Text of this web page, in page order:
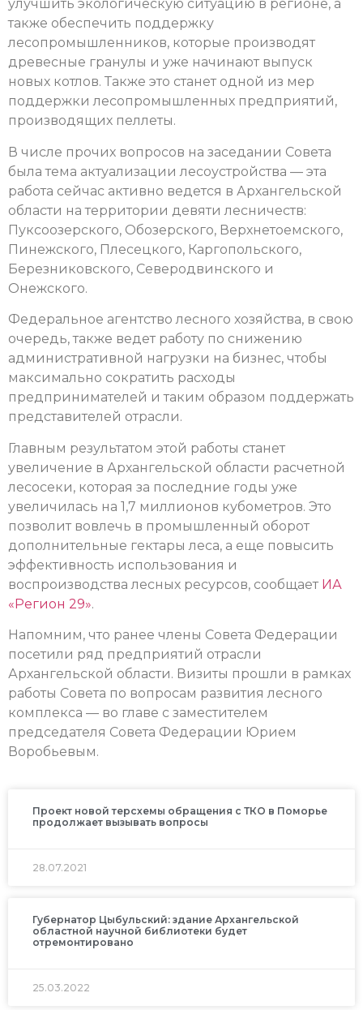
улучшить экологическую ситуацию в регионе, а
также обеспечить поддержку
лесопромышленников, которые производят
древесные гранулы и уже начинают выпуск
новых котлов. Также это станет одной из мер
поддержки лесопромышленных предприятий,
производящих пеллеты.
В числе прочих вопросов на заседании Совета
была тема актуализации лесоустройства — эта
работа сейчас активно ведется в Архангельской
области на территории девяти лесничеств:
Пуксоозерского, Обозерского, Верхнетоемского,
Пинежского, Плесецкого, Каргопольского,
Березниковского, Северодвинского и
Онежского.
Федеральное агентство лесного хозяйства, в свою
очередь, также ведет работу по снижению
административной нагрузки на бизнес, чтобы
максимально сократить расходы
предпринимателей и таким образом поддержать
представителей отрасли.
Главным результатом этой работы станет
увеличение в Архангельской области расчетной
лесосеки, которая за последние годы уже
увеличилась на 1,7 миллионов кубометров. Это
позволит вовлечь в промышленный оборот
дополнительные гектары леса, а еще повысить
эффективность использования и
воспроизводства лесных ресурсов, сообщает ИА
«Регион 29».
Напомним, что ранее члены Совета Федерации
посетили ряд предприятий отрасли
Архангельской области. Визиты прошли в рамках
работы Совета по вопросам развития лесного
комплекса — во главе с заместителем
председателя Совета Федерации Юрием
Воробьевым.
Проект новой терсхемы обращения с ТКО в Поморье
продолжает вызывать вопросы
28.07.2021
Губернатор Цыбульский: здание Архангельской
областной научной библиотеки будет
отремонтировано
25.03.2022